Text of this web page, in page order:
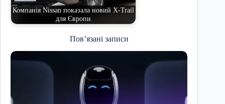
Компанія Nissan показала новий X-Trail
для Європи
Пов’язані записи